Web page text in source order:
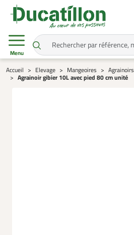
Menu
Accueil Elevage Mangeoires Agrainoirs
Agrainoir gibier 10L avec pied 80 cm unité